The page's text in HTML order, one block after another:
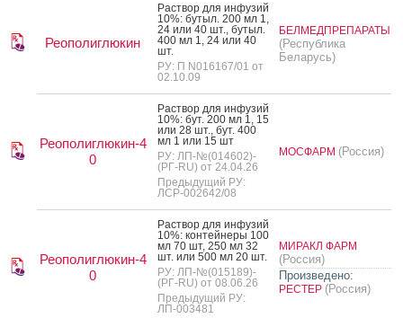
Реополиглюкин
Рас­твор для ин­фу­зий
10%: бу­тыл. 200 мл 1,
24 или 40 шт., бу­тыл.
400 мл 1, 24 или 40
шт.
РУ: П N016167/01 от
02.10.09
БЕЛМЕДПРЕПАРАТЫ
(Республика
Беларусь)
Реополиглюкин-4
0
Рас­твор для ин­фу­зий
10%: бут. 200 мл 1, 15
или 28 шт., бут. 400
мл 1 или 15 шт
РУ: ЛП-№(014602)-
(РГ-RU) от 24.04.26
Предыдущий РУ:
ЛСР-002642/08
МОСФАРМ (Россия)
Реополиглюкин-4
0
Рас­твор для ин­фу­зий
10%: кон­тей­не­ры 100
мл 70 шт, 250 мл 32
шт. или 500 мл 20 шт.
РУ: ЛП-№(015189)-
(РГ-RU) от 08.06.26
Предыдущий РУ:
ЛП-003481
МИРАКЛ ФАРМ
(Россия)
Произведено:
РЕСТЕР (Россия)